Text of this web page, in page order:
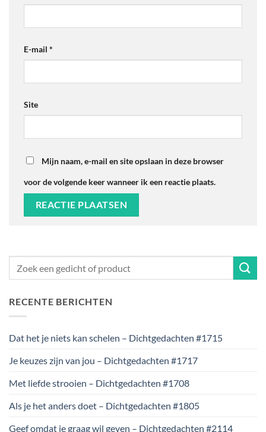
E-mail *
Site
Mijn naam, e-mail en site opslaan in deze browser
voor de volgende keer wanneer ik een reactie plaats.
RECENTE BERICHTEN
Dat het je niets kan schelen – Dichtgedachten #1715
Je keuzes zijn van jou – Dichtgedachten #1717
Met liefde strooien – Dichtgedachten #1708
Als je het anders doet – Dichtgedachten #1805
Geef omdat je graag wil geven – Dichtgedachten #2114